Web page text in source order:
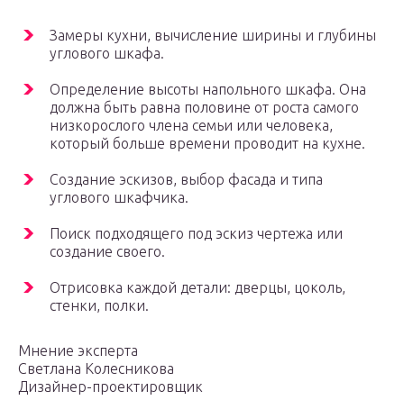
Замеры кухни, вычисление ширины и глубины
углового шкафа.
Определение высоты напольного шкафа. Она
должна быть равна половине от роста самого
низкорослого члена семьи или человека,
который больше времени проводит на кухне.
Создание эскизов, выбор фасада и типа
углового шкафчика.
Поиск подходящего под эскиз чертежа или
создание своего.
Отрисовка каждой детали: дверцы, цоколь,
стенки, полки.
Мнение эксперта
Светлана Колесникова
Дизайнер-проектировщик